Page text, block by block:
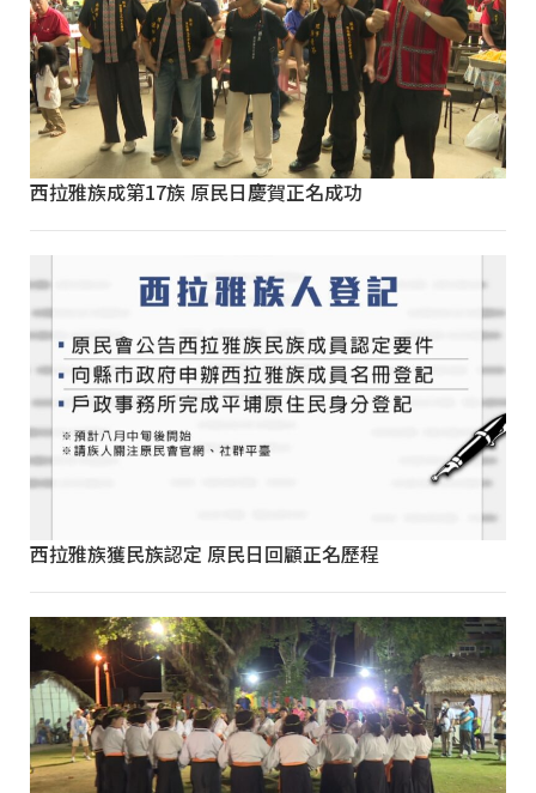
西拉雅族成第17族 原民日慶賀正名成功
西拉雅族獲民族認定 原民日回顧正名歷程